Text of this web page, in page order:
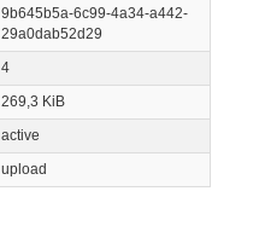
9b645b5a-6c99-4a34-a442-
29a0dab52d29
4
269,3 KiB
active
upload